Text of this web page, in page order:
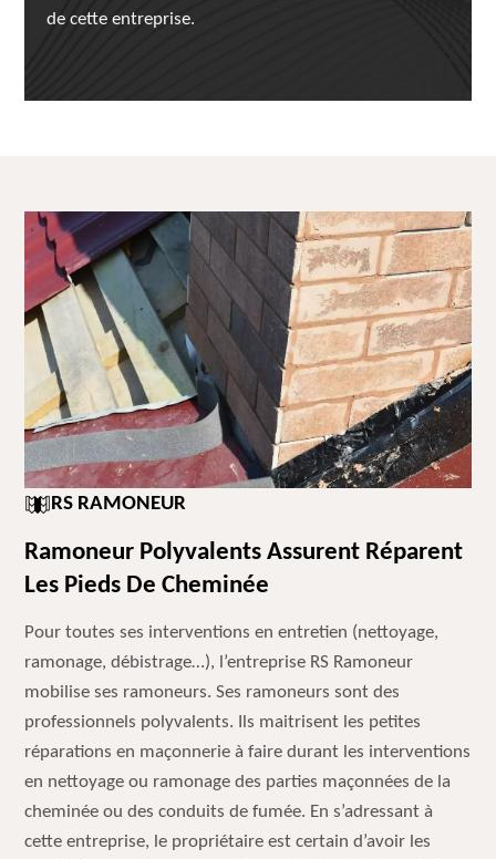
de cette entreprise.
RS RAMONEUR
Ramoneur Polyvalents Assurent Réparent
Les Pieds De Cheminée
Pour toutes ses interventions en entretien (nettoyage,
ramonage, débistrage…), l’entreprise RS Ramoneur
mobilise ses ramoneurs. Ses ramoneurs sont des
professionnels polyvalents. Ils maitrisent les petites
réparations en maçonnerie à faire durant les interventions
en nettoyage ou ramonage des parties maçonnées de la
cheminée ou des conduits de fumée. En s’adressant à
cette entreprise, le propriétaire est certain d’avoir les